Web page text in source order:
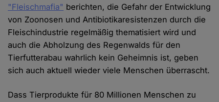
"Fleischmafia" berichten, die Gefahr der Entwicklung
von Zoonosen und Antibiotikaresistenzen durch die
Fleischindustrie regelmäßig thematisiert wird und
auch die Abholzung des Regenwalds für den
Tierfutterabau wahrlich kein Geheimnis ist, geben
sich auch aktuell wieder viele Menschen überrascht.
Dass Tierprodukte für 80 Millionen Menschen zu